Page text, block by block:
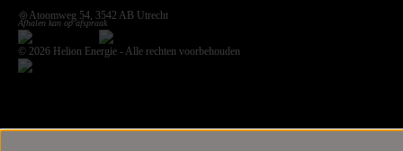
Atoomweg 54, 3542 AB Utrecht
Afhalen kan op afspraak
© 2026 Helion Energie - Alle rechten voorbehouden